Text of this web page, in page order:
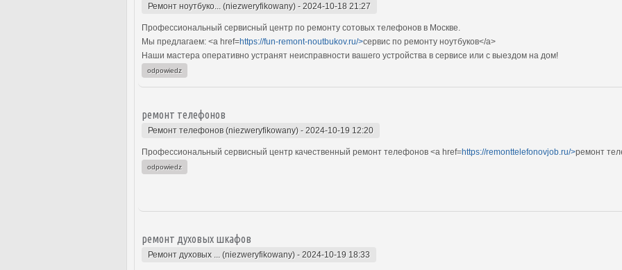
Ремонт ноутбуко... (niezweryfikowany) - 2024-10-18 21:27
Профессиональный сервисный центр по ремонту сотовых телефонов в Москве.
Мы предлагаем: <a href=https://fun-remont-noutbukov.ru/>сервис по ремонту ноутбуков</a>
Наши мастера оперативно устранят неисправности вашего устройства в сервисе или с выездом на дом!
odpowiedz
ремонт телефонов
Ремонт телефонов (niezweryfikowany) - 2024-10-19 12:20
Профессиональный сервисный центр качественный ремонт телефонов <a href=https://remonttelefonovjob.ru/>ремонт
odpowiedz
ремонт духовых шкафов
Ремонт духовых ... (niezweryfikowany) - 2024-10-19 18:33